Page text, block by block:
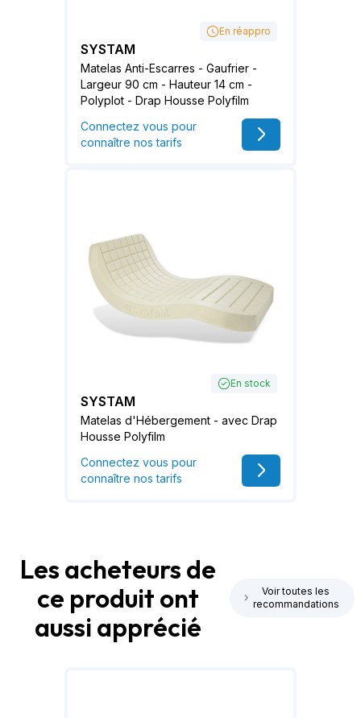
En réappro
SYSTAM
Matelas Anti-Escarres - Gaufrier -
Largeur 90 cm - Hauteur 14 cm -
Polyplot - Drap Housse Polyfilm
Connectez vous pour
connaître nos tarifs
En stock
SYSTAM
Matelas d'Hébergement - avec Drap
Housse Polyfilm
Connectez vous pour
connaître nos tarifs
Les acheteurs de
ce produit ont
aussi apprécié
Voir toutes les
recommandations